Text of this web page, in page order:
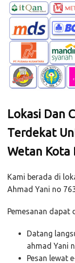
Lokasi Dan
Terdekat
Wetan Kota
Kami berada di
Ahmad Yani no
Pemesanan dapat
Datang
ahmad Yani
Pesan lewat